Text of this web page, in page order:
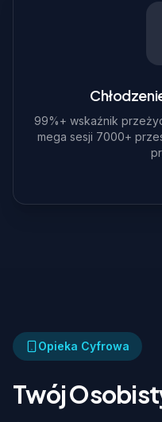
99%+ wskaźnik
mega sesji 7000+
Opieka Cyfrowa
Twój